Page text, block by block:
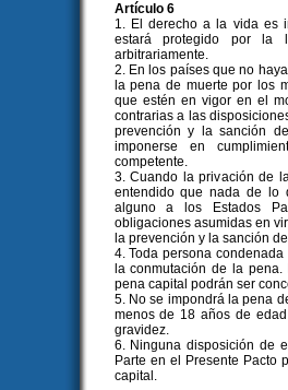
Artículo 6
1. El derecho a la vida es
estará protegido por la
arbitrariamente.
2. En los países que no
la pena de muerte por los
que estén en vigor en el
contrarias a las
prevención y la sanción
imponerse en
competente.
3. Cuando la privación de
entendido que nada de lo
alguno a los Estados
obligaciones asumidas en
la prevención y la sanción
4. Toda persona
la conmutación de la
pena capital podrán ser
5. No se impondrá la pena
menos de 18 años de
gravidez.
6. Ninguna disposición de
Parte en el Presente Pacto
capital.